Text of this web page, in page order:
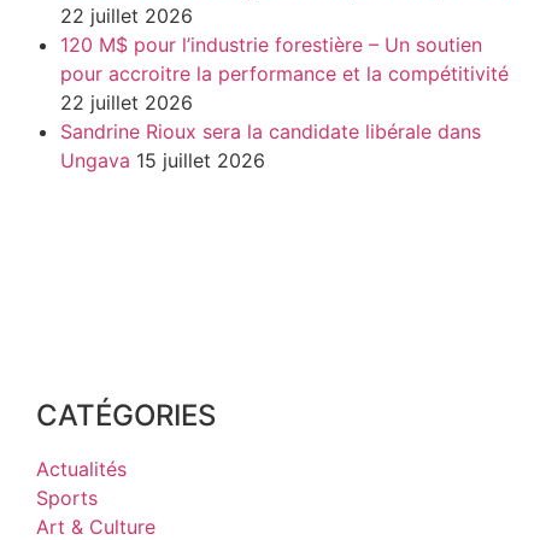
22 juillet 2026
120 M$ pour l’industrie forestière – Un soutien
pour accroitre la performance et la compétitivité
22 juillet 2026
Sandrine Rioux sera la candidate libérale dans
Ungava 15 juillet 2026
CATÉGORIES
Actualités
Sports
Art & Culture